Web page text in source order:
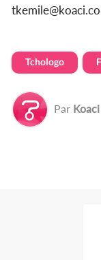
Tchologo
Par Koaci